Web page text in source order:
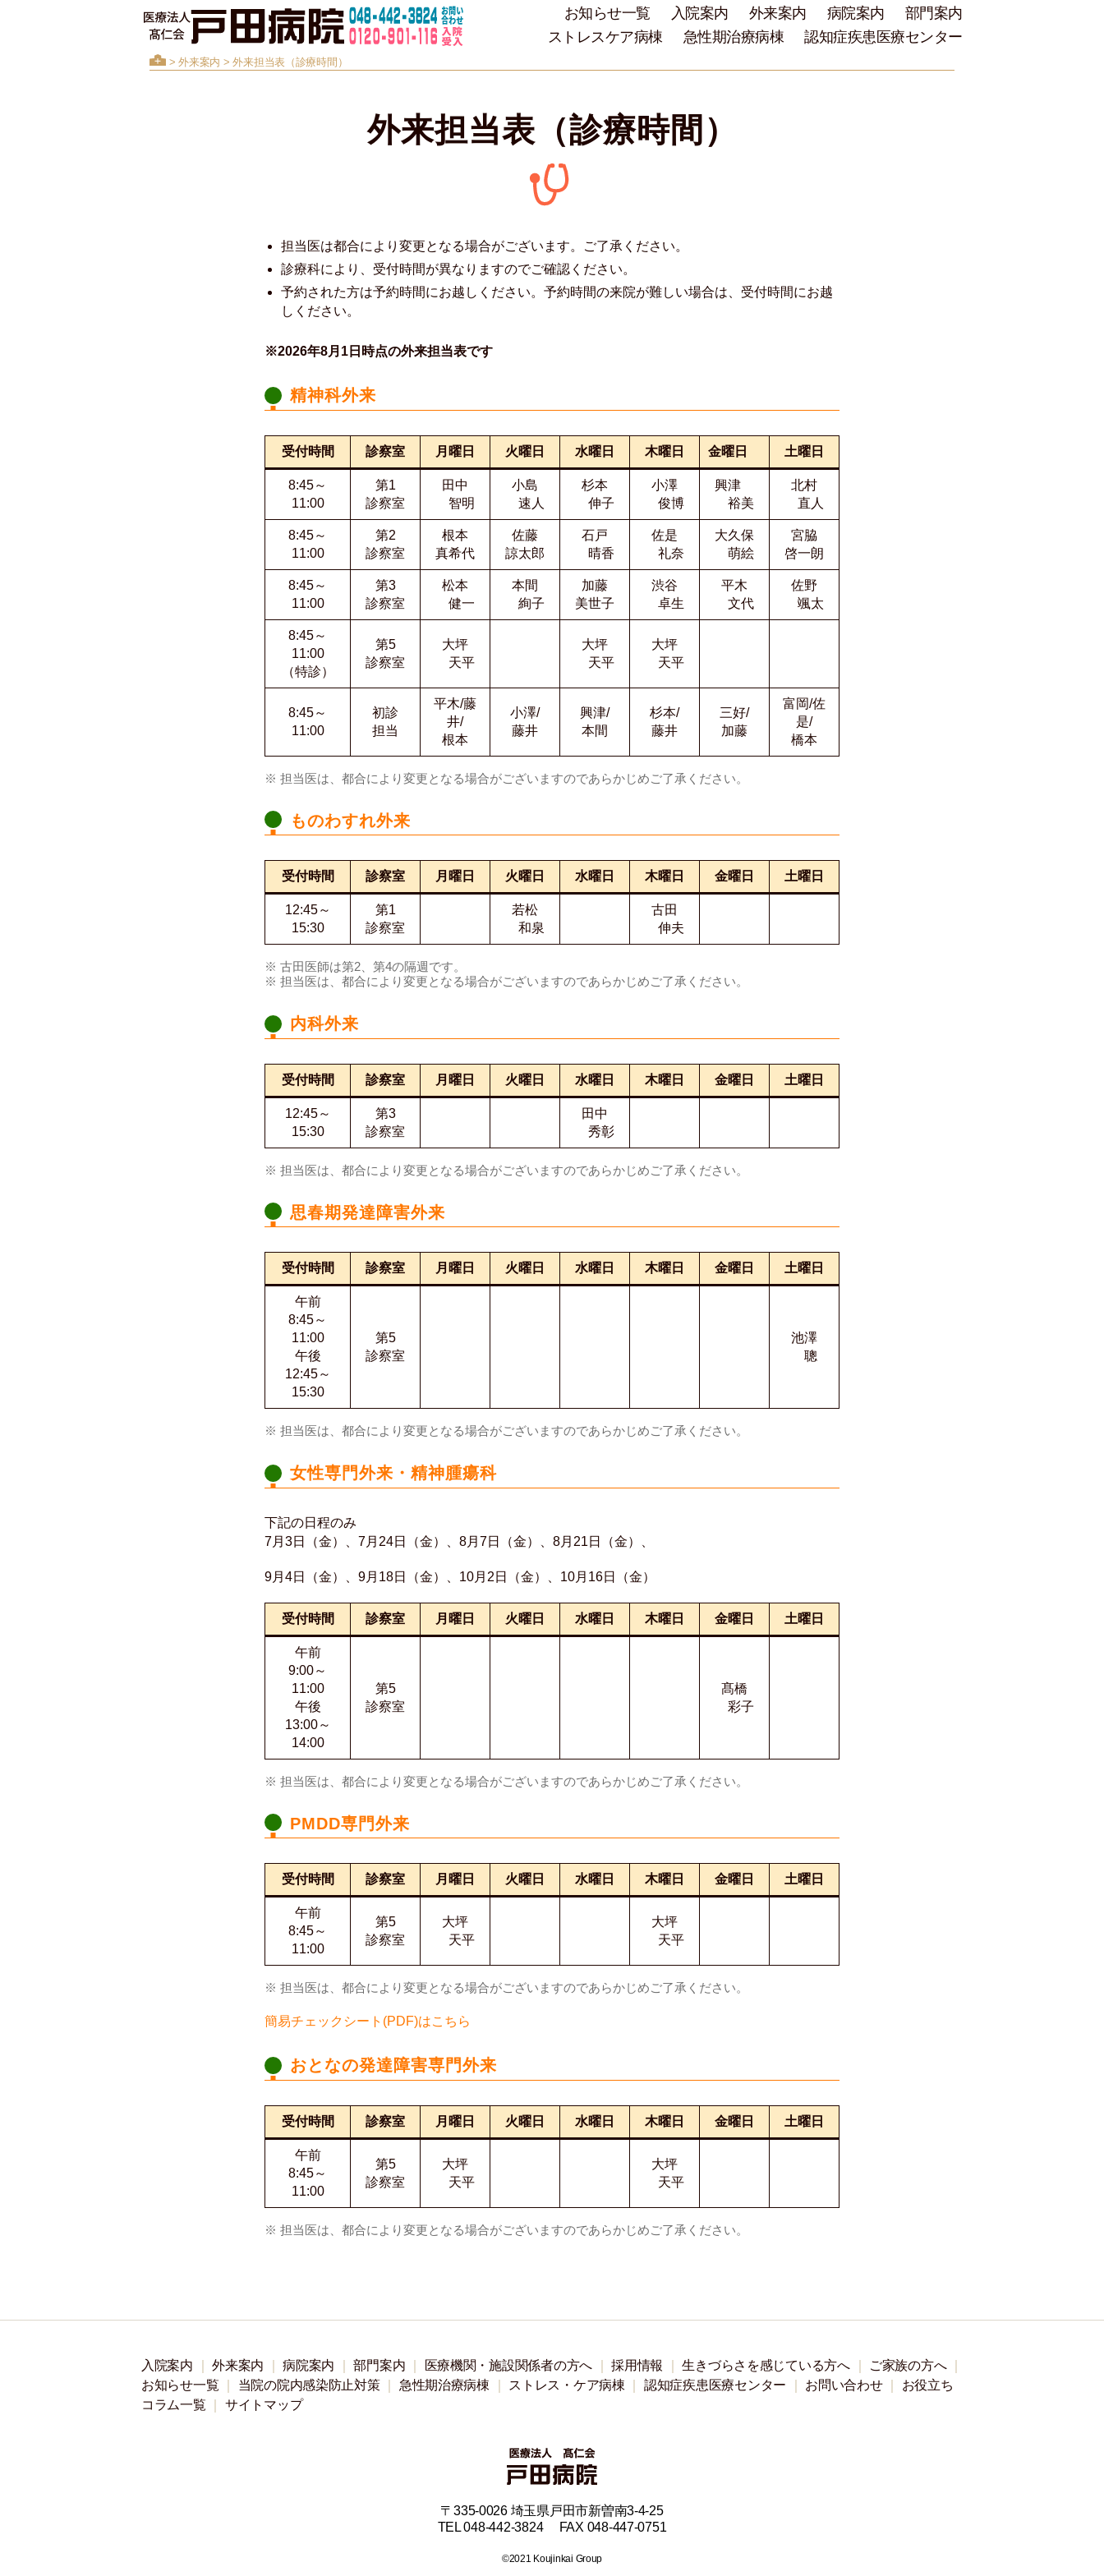
お知らせ一覧 入院案内 外来案内 病院案内
部門案内
ストレスケア病棟
急性期治療病棟 認知症疾患医療センター
>外来案内 > 外来担当表（診療時間）
外来担当表（診療時間）
担当医は都合により変更となる場合がございます。ご了承ください。
診療科により、受付時間が異なりますのでご確認ください。
予約された方は予約時間にお越しください。予約時間の来院が難しい場合は、受付時間にお越
しください。
※2026年8月1日時点の外来担当表です
精神科外来
受付時間 診察室 月曜日 火曜日 水曜日 木曜日 金曜日 土曜日
8:45～
11:00
第1
診察室
田中
智明
小島
速人
杉本
伸子
小澤
俊博
興津
裕美
北村
直人
8:45～
11:00
第2
診察室
根本
真希代
佐藤
諒太郎
石戸
晴香
佐是
礼奈
大久保
萌絵
宮脇
啓一朗
8:45～
11:00
第3
診察室
松本
健一
本間
絢子
加藤
美世子
渋谷
卓生
平木
文代
佐野
颯太
8:45～
11:00
（特診）
第5
診察室
大坪
天平
大坪
天平
大坪
天平
8:45～
11:00
初診
担当
平木/藤
井/
根本
小澤/
藤井
興津/
本間
杉本/
藤井
三好/
加藤
富岡/佐
是/
橋本
※ 担当医は、都合により変更となる場合がございますのであらかじめご了承ください。
ものわすれ外来
受付時間 診察室 月曜日 火曜日 水曜日 木曜日 金曜日 土曜日
12:45～
15:30
第1
診察室
若松
和泉
古田
伸夫
※ 古田医師は第2、第4の隔週です。
※ 担当医は、都合により変更となる場合がございますのであらかじめご了承ください。
内科外来
受付時間 診察室 月曜日 火曜日 水曜日 木曜日 金曜日 土曜日
12:45～
15:30
第3
診察室
田中
秀彰
※ 担当医は、都合により変更となる場合がございますのであらかじめご了承ください。
思春期発達障害外来
受付時間 診察室 月曜日 火曜日 水曜日 木曜日 金曜日 土曜日
午前
8:45～
11:00
午後
12:45～
15:30
第5
診察室
池澤
聰
※ 担当医は、都合により変更となる場合がございますのであらかじめご了承ください。
女性専門外来・精神腫瘍科
下記の日程のみ
7月3日（金）、7月24日（金）、8月7日（金）、8月21日（金）、
9月4日（金）、9月18日（金）、10月2日（金）、10月16日（金）
受付時間 診察室 月曜日 火曜日 水曜日 木曜日 金曜日 土曜日
午前
9:00～
11:00
午後
13:00～
14:00
第5
診察室
髙橋
彩子
※ 担当医は、都合により変更となる場合がございますのであらかじめご了承ください。
PMDD専門外来
受付時間 診察室 月曜日 火曜日 水曜日 木曜日 金曜日 土曜日
午前
8:45～
11:00
第5
診察室
大坪
天平
大坪
天平
※ 担当医は、都合により変更となる場合がございますのであらかじめご了承ください。
簡易チェックシート(PDF)はこちら
おとなの発達障害専門外来
受付時間 診察室 月曜日 火曜日 水曜日 木曜日 金曜日 土曜日
午前
8:45～
11:00
第5
診察室
大坪
天平
大坪
天平
※ 担当医は、都合により変更となる場合がございますのであらかじめご了承ください。
入院案内 外来案内 病院案内 部門案内 医療機関・施設関係者の方へ 採用情報 生きづらさを感じている方へ
ご家族の方へ
お知らせ一覧
当院の院内感染防止対策 急性期治療病棟 ストレス・ケア病棟 認知症疾患医療センター お問い合わせ
お役立ち
コラム一覧
サイトマップ
〒335-0026 埼玉県戸田市新曽南3-4-25
TEL 048-442-3824 FAX 048-447-0751
©2021 Koujinkai Group